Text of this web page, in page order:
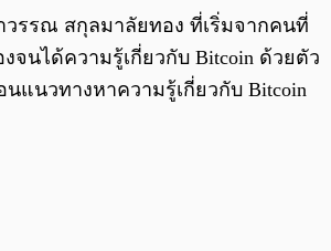
วรรณ สกุลมาลัยทอง ที่เริ่มจากคนที่
จนได้ความรู้เกี่ยวกับ Bitcoin ด้วยตัว
แนวทางหาความรู้เกี่ยวกับ Bitcoin